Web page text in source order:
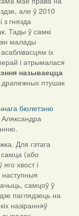
але ў 2010
гнязда
Тады ў самкі
малады
іх
і атрымалася
называецца
драпежных птушак
бюлетэню
Аляксандра
Для гэтага
самца (або
хвост і
наступныя
самцоў ў
паглядзець на
назіранняў